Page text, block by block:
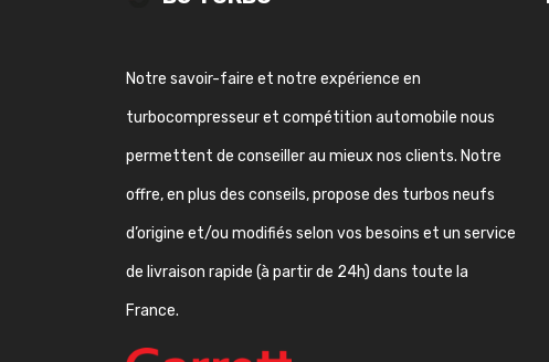
Notre savoir-faire et notre expérience en
turbocompresseur et compétition automobile nous
permettent de conseiller au mieux nos clients. Notre
offre, en plus des conseils, propose des turbos neufs
d’origine et/ou modifiés selon vos besoins et un service
de livraison rapide (à partir de 24h) dans toute la
France.